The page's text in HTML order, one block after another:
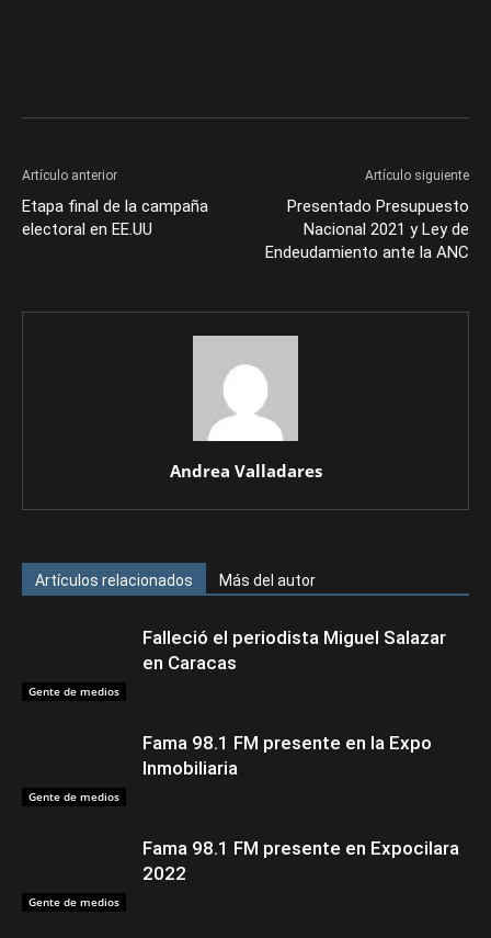
Artículo anterior
Etapa final de la campaña
electoral en EE.UU
Artículo siguiente
Presentado Presupuesto
Nacional 2021 y Ley de
Endeudamiento ante la ANC
Andrea Valladares
Artículos relacionados Más del autor
Gente de medios
Falleció el periodista Miguel Salazar
en Caracas
Gente de medios
Fama 98.1 FM presente en la Expo
Inmobiliaria
Gente de medios
Fama 98.1 FM presente en Expocilara
2022